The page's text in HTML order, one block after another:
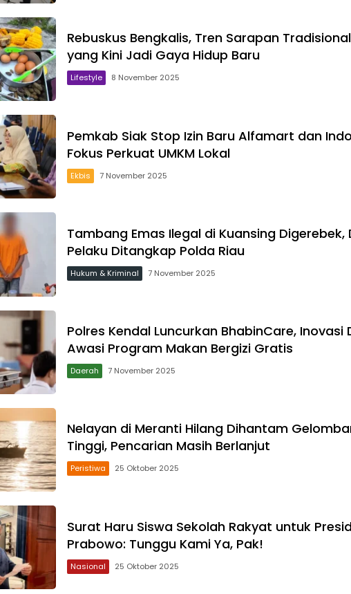
Rebuskus Bengkalis, Tren Sarapan
yang Kini Jadi Gaya Hidup Baru
Lifestyle 8 November 2025
Pemkab Siak Stop Izin Baru Alfamart dan
Fokus Perkuat UMKM Lokal
Ekbis 7 November 2025
Tambang Emas Ilegal di Kuansing Digerebek,
Pelaku Ditangkap Polda Riau
Hukum & Kriminal 7 November 2025
Polres Kendal Luncurkan BhabinCare, Inovasi
Awasi Program Makan Bergizi Gratis
Daerah 7 November 2025
Nelayan di Meranti Hilang Dihantam
Tinggi, Pencarian Masih Berlanjut
Peristiwa 25 Oktober 2025
Surat Haru Siswa Sekolah Rakyat untuk
Prabowo: Tunggu Kami Ya, Pak!
Nasional 25 Oktober 2025